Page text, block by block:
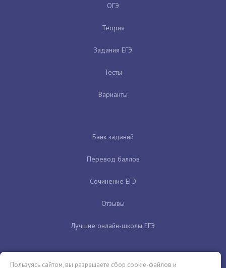
ОГЭ
Теория
Задания ЕГЭ
Тесты
Варианты
Банк заданий
Перевод баллов
Сочинение ЕГЭ
Отзывы
Лучшие онлайн-школы ЕГЭ
Пользуясь сайтом, вы разрешаете сбор cookie-файлов и